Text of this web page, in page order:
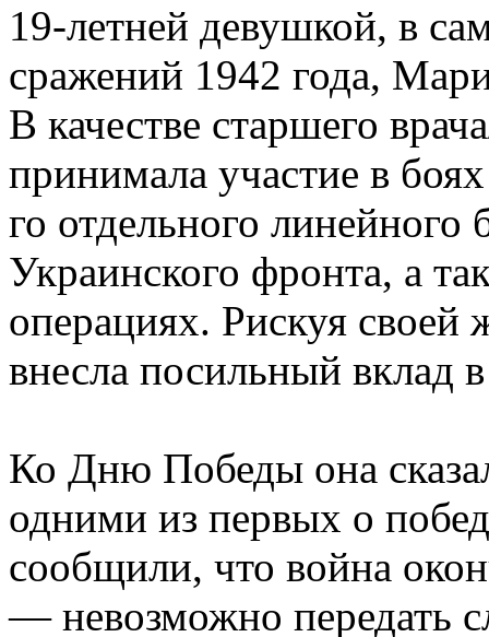
19-летней девушкой, в
сражений 1942 года,
В качестве старшего
принимала участие в
го отдельного
Украинского фронта, а
операциях. Рискуя
внесла посильный вклад
Ко Дню Победы она
одними из первых о
сообщили, что война
— невозможно передать